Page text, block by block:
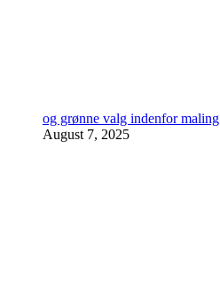
og grønne valg indenfor maling
August 7, 2025